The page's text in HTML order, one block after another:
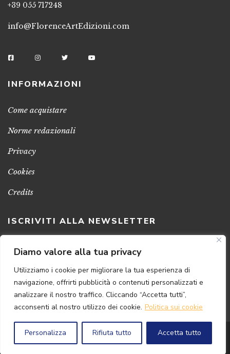
Diamo valore alla tua privacy
Utilizziamo i cookie per migliorare la tua esperienza di
navigazione, offrirti pubblicità o contenuti personalizzati e
analizzare il nostro traffico. Cliccando “Accetta tutti”,
acconsenti al nostro utilizzo dei cookie. Politica sui cookie
Personalizza Rifiuta tutto Accetta tutto
+39 055 717248
info@FlorenceArtEdizioni.com
INFORMAZIONI
Come acquistare
Norme redazionali
Privacy
Cookies
Credits
ISCRIVITI ALLA NEWSLETTER
Clicca sul pulsante per ricevere le nostre ultime novità,
notizie e promozioni
ISCRIVITI ADESSO
© 2024 FlorenceArtEdizioni | P.IVA 04813630482
Powered by{SP} Digital & Consulting